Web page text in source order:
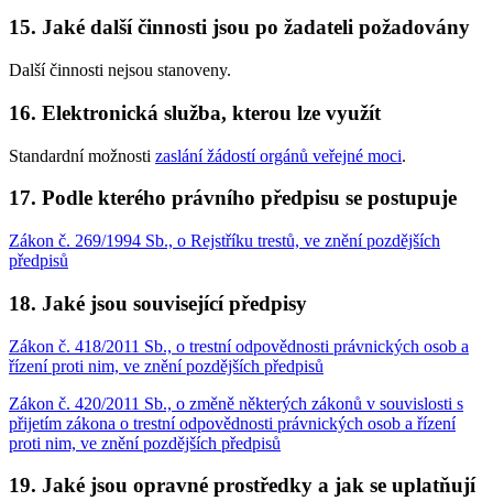
15. Jaké další činnosti jsou po žadateli požadovány
Další činnosti nejsou stanoveny.
16. Elektronická služba, kterou lze využít
Standardní možnosti zaslání žádostí orgánů veřejné moci.
17. Podle kterého právního předpisu se postupuje
Zákon č. 269/1994 Sb., o Rejstříku trestů, ve znění pozdějších
předpisů
18. Jaké jsou související předpisy
Zákon č. 418/2011 Sb., o trestní odpovědnosti právnických osob a
řízení proti nim, ve znění pozdějších předpisů
Zákon č. 420/2011 Sb., o změně některých zákonů v souvislosti s
přijetím zákona o trestní odpovědnosti právnických osob a řízení
proti nim, ve znění pozdějších předpisů
19. Jaké jsou opravné prostředky a jak se uplatňují